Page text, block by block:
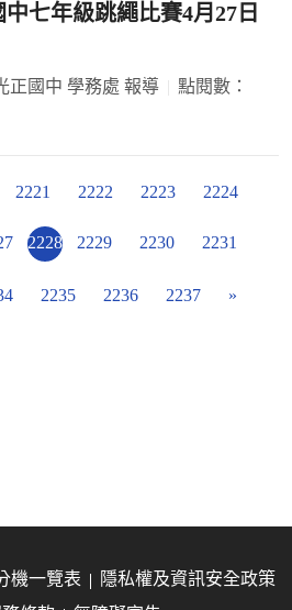
七年級跳繩比賽4月27日
正國中 學務處 報導
點閱數：
2221 2222 2223 2224
2228 2229 2230 2231
2235 2236 2237 »
機一覽表
隱私權及資訊安全政策